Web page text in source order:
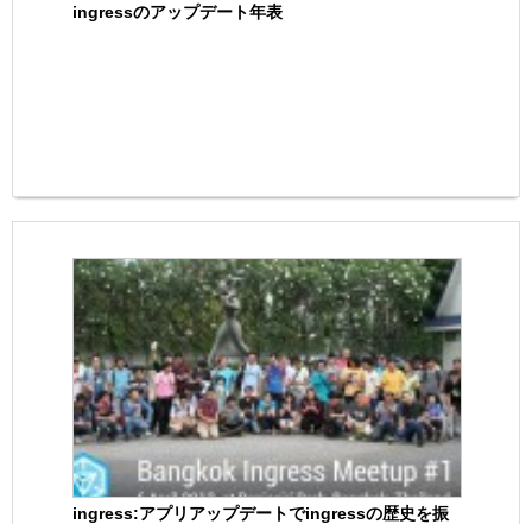
ingressのアップデート年表
ingress:アプリアップデートでingressの歴史を振